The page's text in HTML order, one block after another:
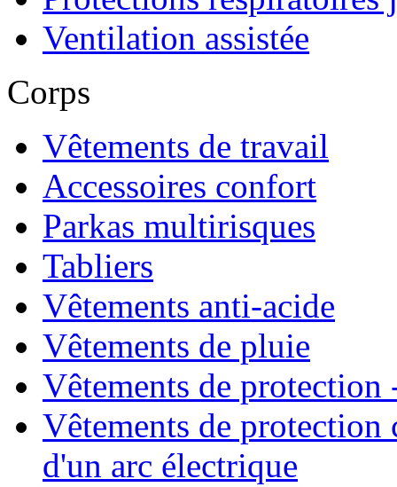
Ventilation assistée
Corps
Vêtements de travail
Accessoires confort
Parkas multirisques
Tabliers
Vêtements anti-acide
Vêtements de pluie
Vêtements de protection
Vêtements de protection
d'un arc électrique